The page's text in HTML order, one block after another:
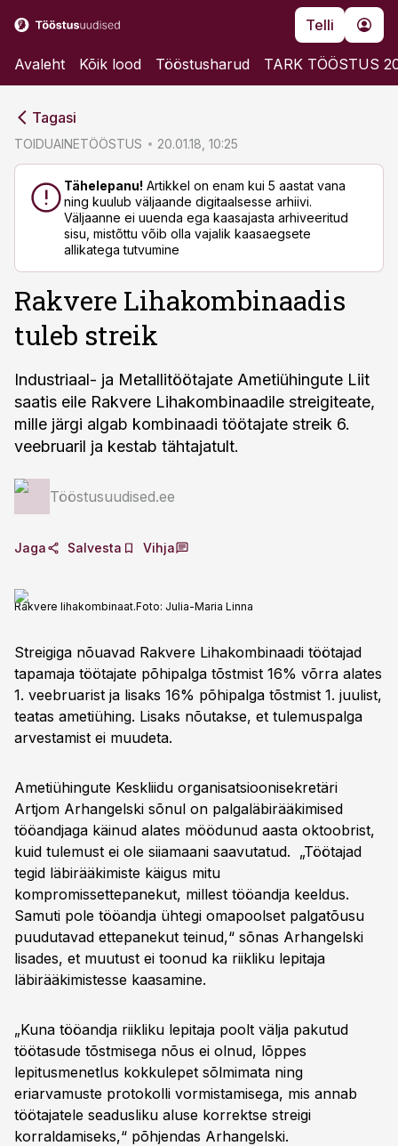
Telli
Avaleht Kõik lood Tööstusharud TARK TÖÖSTUS
Tagasi
TOIDUAINETÖÖSTUS 20.01.18, 10:25
Tähelepanu! Artikkel on enam kui 5 aastat vana
ning kuulub väljaande digitaalsesse arhiivi.
Väljaanne ei uuenda ega kaasajasta arhiveeritud
sisu, mistõttu võib olla vajalik kaasaegsete
allikatega tutvumine
Rakvere Lihakombinaadis
tuleb streik
Industriaal- ja Metallitöötajate Ametiühingute Liit
saatis eile Rakvere Lihakombinaadile streigiteate,
mille järgi algab kombinaadi töötajate streik 6.
veebruaril ja kestab tähtajatult.
Tööstusuudised.ee
Jaga Salvesta Vihja
Rakvere lihakombinaat.Foto: Julia-Maria Linna
Streigiga nõuavad Rakvere Lihakombinaadi töötajad
tapamaja töötajate põhipalga tõstmist 16% võrra alates
1. veebruarist ja lisaks 16% põhipalga tõstmist 1. juulist,
teatas ametiühing. Lisaks nõutakse, et tulemuspalga
arvestamist ei muudeta.
Ametiühingute Keskliidu organisatsioonisekretäri
Artjom Arhangelski sõnul on palgaläbirääkimised
tööandjaga käinud alates möödunud aasta oktoobrist,
kuid tulemust ei ole siiamaani saavutatud. „Töötajad
tegid läbirääkimiste käigus mitu
kompromissettepanekut, millest tööandja keeldus.
Samuti pole tööandja ühtegi omapoolset palgatõusu
puudutavad ettepanekut teinud,“ sõnas Arhangelski
lisades, et muutust ei toonud ka riikliku lepitaja
läbirääkimistesse kaasamine.
„Kuna tööandja riikliku lepitaja poolt välja pakutud
töötasude tõstmisega nõus ei olnud, lõppes
lepitusmenetlus kokkulepet sõlmimata ning
eriarvamuste protokolli vormistamisega, mis annab
töötajatele seadusliku aluse korrektse streigi
korraldamiseks,“ põhjendas Arhangelski.